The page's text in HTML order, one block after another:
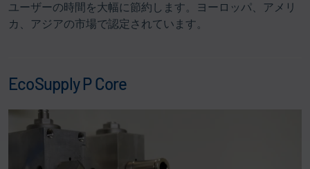
ユーザーの時間を大幅に節約します。ヨーロッパ、アメリ
カ、アジアの市場で認定されています。
EcoSupply P Core